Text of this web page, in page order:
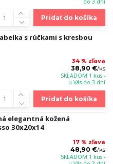
Pridať do košíka
s rúčkami s kresbou
34 % zľava
38,90 €/ks
SKLADOM 1 kus -
u Vás do 3 dní
Pridať do košíka
elegantná kožená
30x20x14
17 % zľava
48,90 €/ks
SKLADOM 1 kus -